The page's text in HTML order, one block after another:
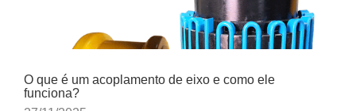
O que é um acoplamento de eixo e como ele
funciona?